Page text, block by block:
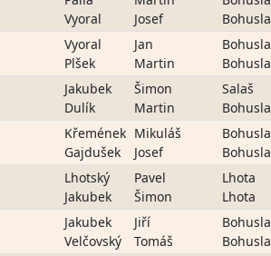
Vyoral
Josef
Vyoral
Plšek
Jan
Martin
Jakubek
Dulík
Šimon
Martin
Salaš
Křemének
Gajdušek
Mikuláš
Josef
Lhotský
Jakubek
Pavel
Šimon
Lhota
Lhota
Jakubek
Velčovský
Jiří
Tomáš